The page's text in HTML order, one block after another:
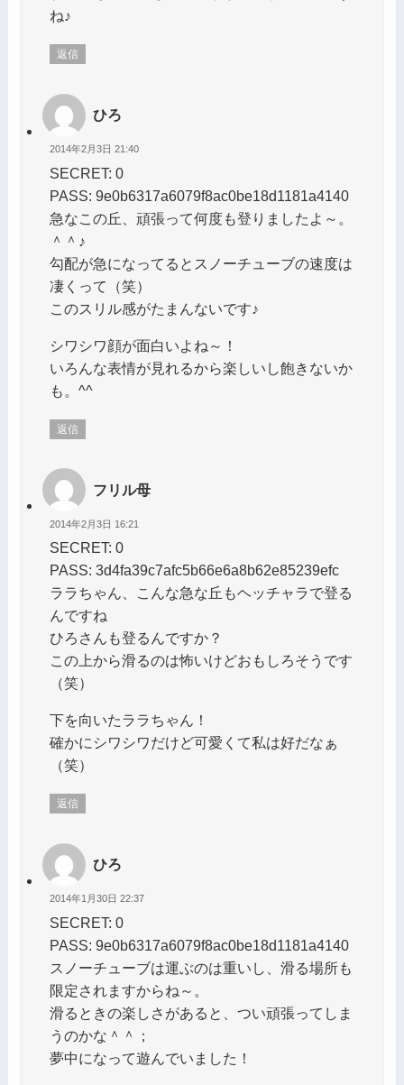
ね♪
返信
ひろ
2014年2月3日 21:40
SECRET: 0
PASS: 9e0b6317a6079f8ac0be18d1181a4140
急なこの丘、頑張って何度も登りましたよ～。
＾＾♪
勾配が急になってるとスノーチューブの速度は
凄くって（笑）
このスリル感がたまんないです♪
シワシワ顔が面白いよね～！
いろんな表情が見れるから楽しいし飽きないか
も。^^
返信
フリル母
2014年2月3日 16:21
SECRET: 0
PASS: 3d4fa39c7afc5b66e6a8b62e85239efc
ララちゃん、こんな急な丘もヘッチャラで登る
んですね
ひろさんも登るんですか？
この上から滑るのは怖いけどおもしろそうです
（笑）
下を向いたララちゃん！
確かにシワシワだけど可愛くて私は好だなぁ
（笑）
返信
ひろ
2014年1月30日 22:37
SECRET: 0
PASS: 9e0b6317a6079f8ac0be18d1181a4140
スノーチューブは運ぶのは重いし、滑る場所も
限定されますからね～。
滑るときの楽しさがあると、つい頑張ってしま
うのかな＾＾；
夢中になって遊んでいました！